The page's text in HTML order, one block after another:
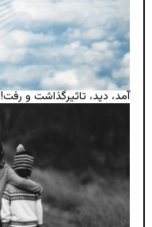
آمد، دید، تاثیرگذاشت و رفت!